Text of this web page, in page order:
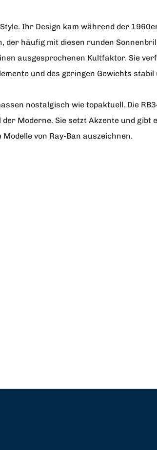
Ihr Design kam während der
häufig mit diesen runden
ausgesprochenen Kultfaktor. Sie
und des geringen Gewichts
nostalgisch wie topaktuell. Die
Moderne. Sie setzt Akzente und
von Ray-Ban auszeichnen.